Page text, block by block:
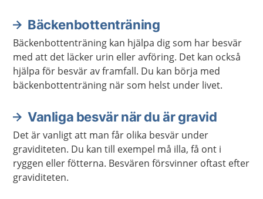
Bäckenbottenträning
Bäckenbottenträning kan hjälpa dig som har besvär
med att det läcker urin eller avföring. Det kan också
hjälpa för besvär av framfall. Du kan börja med
bäckenbottenträning när som helst under livet.
Vanliga besvär när du är gravid
Det är vanligt att man får olika besvär under
graviditeten. Du kan till exempel må illa, få ont i
ryggen eller fötterna. Besvären försvinner oftast efter
graviditeten.